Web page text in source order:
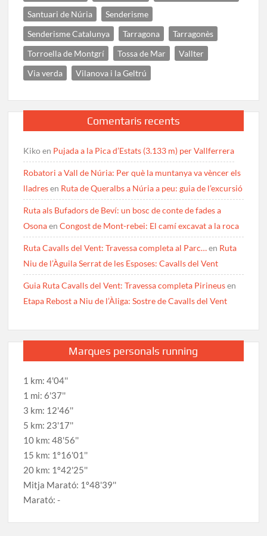
Santuari de Núria
Senderisme
Senderisme Catalunya
Tarragona
Tarragonès
Torroella de Montgrí
Tossa de Mar
Vallter
Via verda
Vilanova i la Geltrú
Comentaris recents
Kikoen Pujada a la Pica d’Estats (3.133 m) per Vallferrera
Robatori a Vall de Núria: Per què la muntanya va vèncer els
lladresen Ruta de Queralbs a Núria a peu: guia de l’excursió
Ruta als Bufadors de Beví: un bosc de conte de fades a
OsonaenCongost de Mont-rebei: El camí excavat a la roca
Ruta Cavalls del Vent: Travessa completa al Parc…en Ruta
Niu de l’Àguila Serrat de les Esposes: Cavalls del Vent
Guia Ruta Cavalls del Vent: Travessa completa Pirineusen
Etapa Rebost a Niu de l’Àliga: Sostre de Cavalls del Vent
Marques personals running
1 km: 4'04''
1 mi: 6'37''
3 km: 12'46''
5 km: 23'17''
10 km: 48'56''
15 km: 1º16'01''
20 km: 1º42'25''
Mitja Marató: 1º48'39''
Marató: -